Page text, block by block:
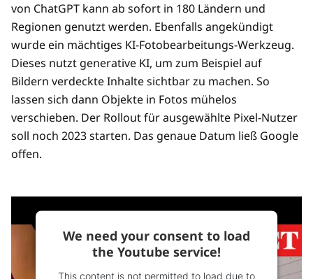
von ChatGPT kann ab sofort in 180 Ländern und
Regionen genutzt werden. Ebenfalls angekündigt
wurde ein mächtiges KI-Fotobearbeitungs-Werkzeug.
Dieses nutzt generative KI, um zum Beispiel auf
Bildern verdeckte Inhalte sichtbar zu machen. So
lassen sich dann Objekte in Fotos mühelos
verschieben. Der Rollout für ausgewählte Pixel-Nutzer
soll noch 2023 starten. Das genaue Datum ließ Google
offen.
We need your consent to load
the Youtube service!
This content is not permitted to load due to